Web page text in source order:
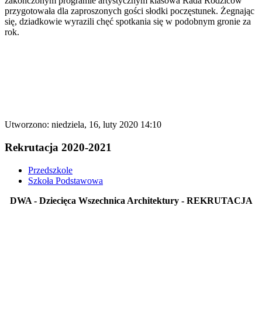
przygotowała dla zaproszonych gości słodki poczęstunek. Żegnając
się, dziadkowie wyrazili chęć spotkania się w podobnym gronie za
rok.
Utworzono: niedziela, 16, luty 2020 14:10
Rekrutacja 2020-2021
Przedszkole
Szkoła Podstawowa
DWA - Dziecięca Wszechnica Architektury - REKRUTACJA